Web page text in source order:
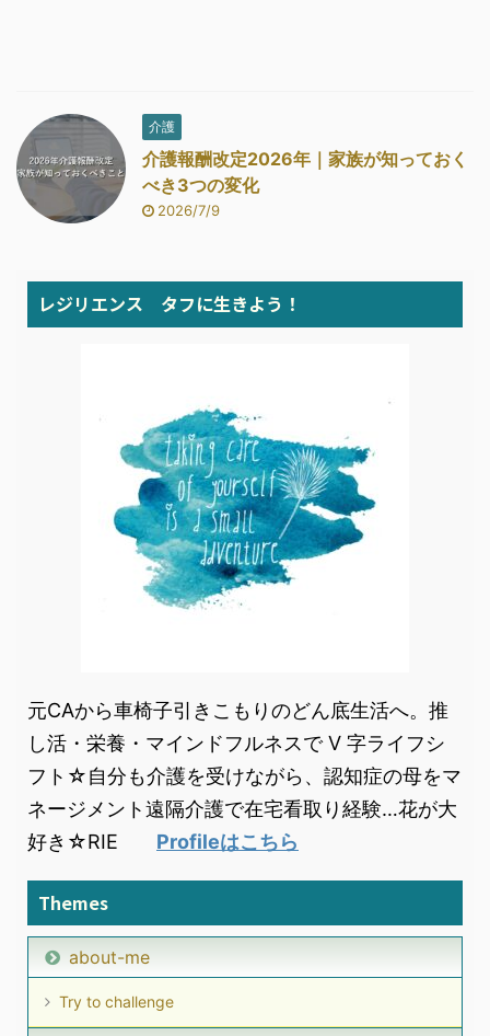
介護
介護報酬改定2026年｜家族が知っておく
べき3つの変化
2026/7/9
レジリエンス タフに生きよう！
元CAから車椅子引きこもりのどん底生活へ。推
し活・栄養・マインドフルネスで V 字ライフシ
フト☆自分も介護を受けながら、認知症の母をマ
ネージメント遠隔介護で在宅看取り経験…花が大
好き☆RIE Profileはこちら
Themes
about-me
Try to challenge